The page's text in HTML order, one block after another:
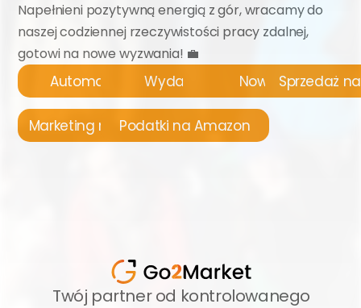
Napełnieni pozytywną energią z gór, wracamy do
naszej codziennej rzeczywistości pracy zdalnej,
gotowi na nowe wyzwania! 💼
AutomatyzacjaWydarzenia NowościSprzedaż
Marketing na AmazonPodatki na Amazon
Twój partner od kontrolowanego